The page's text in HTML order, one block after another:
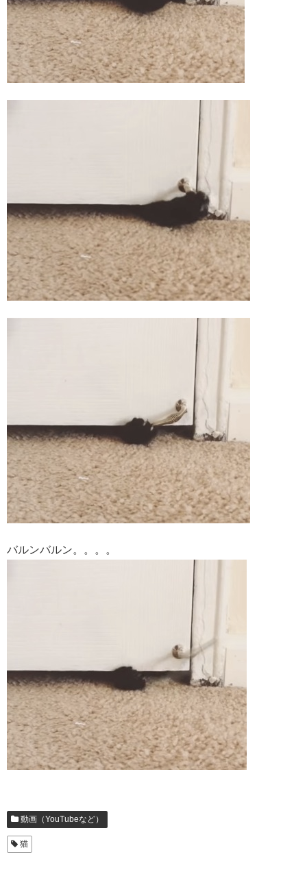
バルンバルン。。。。
動画（YouTubeなど）
猫